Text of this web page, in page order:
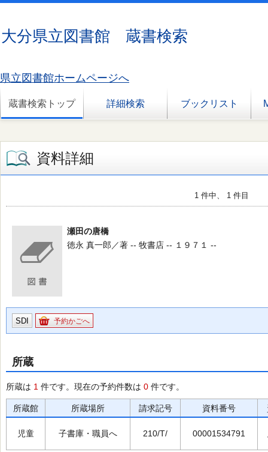
大分県立図書館 蔵書検索
県立図書館ホームページへ
蔵書検索トップ 詳細検索 ブックリスト
資料詳細
1 件中、 1 件目
瀬田の唐橋
徳永 真一郎／著 -- 牧書店 -- １９７１ --
SDI 予約かごへ
所蔵
所蔵は 1 件です。現在の予約件数は 0 件です。
所蔵館 所蔵場所 請求記号 資料番号
児童 子書庫・職員へ 210/T/ 00001534791